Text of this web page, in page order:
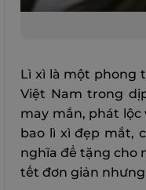
Lì xì là một phong
Việt Nam trong
may mắn, phát lộc
bao lì xì đẹp mắt,
nghĩa để tặng cho
tết đơn giản